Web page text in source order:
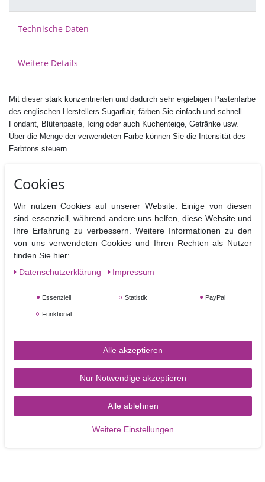
Technische Daten
Weitere Details
Mit dieser stark konzentrierten und dadurch sehr ergiebigen Pastenfarbe
des englischen Herstellers Sugarflair, färben Sie einfach und schnell
Fondant, Blütenpaste, Icing oder auch Kuchenteige, Getränke usw.
Über die Menge der verwendeten Farbe können Sie die Intensität des
Farbtons steuern.
Zutaten: E422 Glycerin, E1520 Propylenglycol, E551 Siliciumdioxid ,
E153, Gummi Arabicum E414
E102 und E122 können die Aktivität und Aufmerksamkeit von Kindern
beeinträchtigen
Fettfrei, Nussfrei, Glutenfrei,
Geeignet für vegane, vegetarische und koshere Ernährung.
SS7 4PS Benfleet Essex, UK
Nährwertangaben pro 100 g
Cookies
Wir nutzen Cookies auf unserer Website. Einige von diesen
sind essenziell, während andere uns helfen, diese Website und
Ihre Erfahrung zu verbessern. Weitere Informationen zu den
von uns verwendeten Cookies und Ihren Rechten als Nutzer
finden Sie hier:
Daten­schutz­erklärung
Impressum
Essenziell Statistik PayPal
Funktional
Alle akzeptieren
Nur Notwendige akzeptieren
Alle ablehnen
Weitere Einstellungen